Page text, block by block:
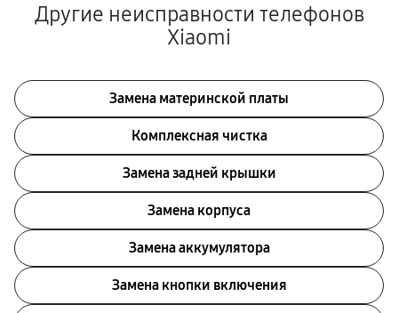
Другие неисправности телефонов
Xiaomi
Замена материнской платы
Комплексная чистка
Замена задней крышки
Замена корпуса
Замена аккумулятора
Замена кнопки включения